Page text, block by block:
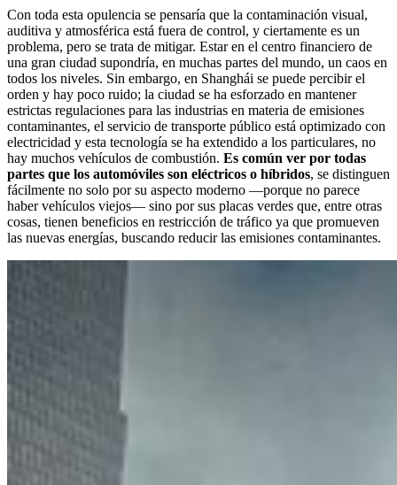
Con toda esta opulencia se pensaría que la contaminación visual,
auditiva y atmosférica está fuera de control, y ciertamente es un
problema, pero se trata de mitigar. Estar en el centro financiero de
una gran ciudad supondría, en muchas partes del mundo, un caos en
todos los niveles. Sin embargo, en Shanghái se puede percibir el
orden y hay poco ruido; la ciudad se ha esforzado en mantener
estrictas regulaciones para las industrias en materia de emisiones
contaminantes, el servicio de transporte público está optimizado con
electricidad y esta tecnología se ha extendido a los particulares, no
hay muchos vehículos de combustión. Es común ver por todas
partes que los automóviles son eléctricos o híbridos, se distinguen
fácilmente no solo por su aspecto moderno —porque no parece
haber vehículos viejos— sino por sus placas verdes que, entre otras
cosas, tienen beneficios en restricción de tráfico ya que promueven
las nuevas energías, buscando reducir las emisiones contaminantes.